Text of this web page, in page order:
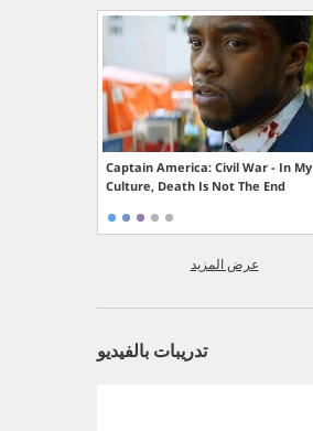
Captain America: Civil War - In My
Culture, Death Is Not The End
عرض المزيد
تدريبات بالفيديو